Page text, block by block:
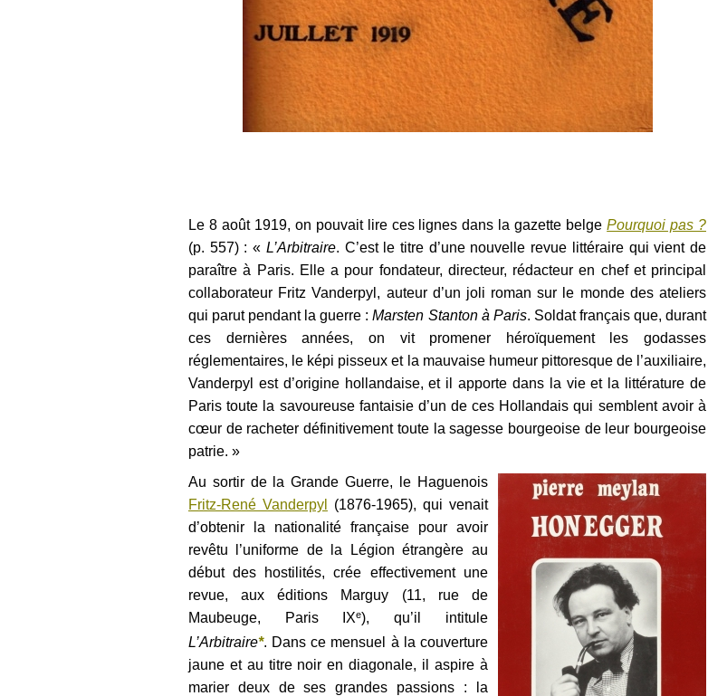
Le 8 août 1919, on pouvait lire ces lignes dans la gazette belgePourquoi pas ?
(p. 557) : « L’Arbitraire. C’est le titre d’une nouvelle revue littéraire qui vient de
paraître à Paris. Elle a pour fondateur, directeur, rédacteur en chef et principal
collaborateur Fritz Vanderpyl, auteur d’un joli roman sur le monde des ateliers
qui parut pendant la guerre :Marsten Stanton à Paris. Soldat français que, durant
ces dernières années, on vit promener héroïquement les godasses
réglementaires, le képi pisseux et la mauvaise humeur pittoresque de l’auxiliaire,
Vanderpyl est d’origine hollandaise, et il apporte dans la vie et la littérature de
Paris toute la savoureuse fantaisie d’un de ces Hollandais qui semblent avoir à
cœur de racheter définitivement toute la sagesse bourgeoise de leur bourgeoise
patrie. »
Au sortir de la Grande Guerre, le Haguenois
Fritz-René Vanderpyl
(1876-1965), qui venait
d’obtenir la nationalité française pour avoir
revêtu l’uniforme de la Légion étrangère au
début des hostilités, crée effectivement une
revue, aux éditions Marguy (11, rue de
Maubeuge, Paris IXe), qu’il intitule
L’Arbitraire*. Dans ce mensuel à la couverture
jaune et au titre noir en diagonale, il aspire à
marier deux de ses grandes passions : la